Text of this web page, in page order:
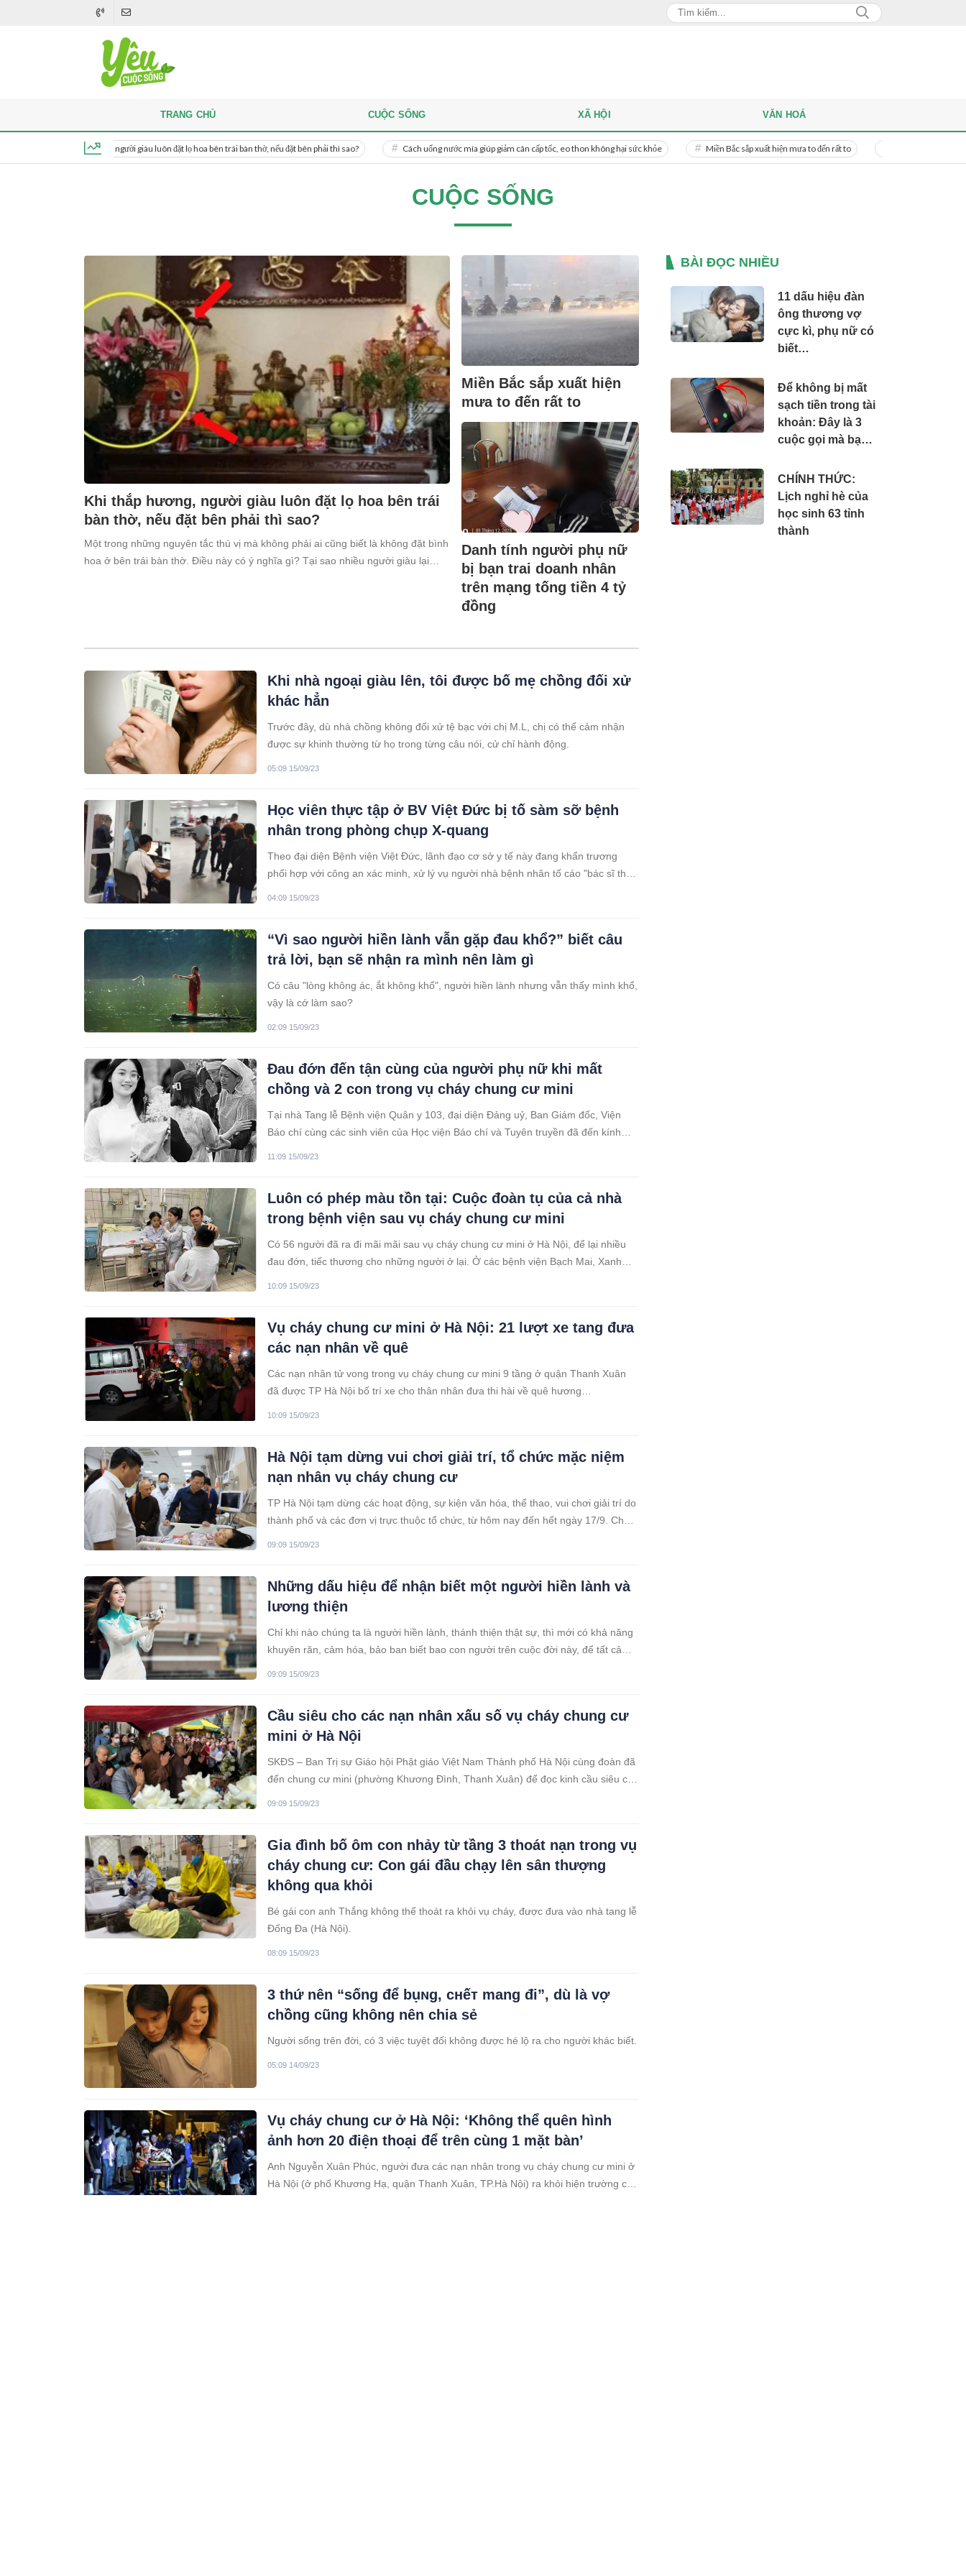
Khi thắp hương, người giàu luôn đặt lọ hoa bên trái bàn thờ, nếu đặt bên phải thì sao? Cách uống nước mía giúp giảm cân cấp tốc, eo thon không hại sức khỏe Miền Bắc sắp xuất hiện mưa to đến rất to Danh tính người phụ nữ bị
TRANG CHỦ CUỘC SỐNG XÃ HỘI VĂN HOÁ
CUỘC SỐNG
Khi thắp hương, người giàu luôn đặt lọ hoa bên trái
bàn thờ, nếu đặt bên phải thì sao?
Một trong những nguyên tắc thú vị mà không phải ai cũng biết là không đặt bình
hoa ở bên trái bàn thờ. Điều này có ý nghĩa gì? Tại sao nhiều người giàu lại
Miền Bắc sắp xuất hiện
mưa to đến rất to
Danh tính người phụ nữ
bị bạn trai doanh nhân
trên mạng tống tiền 4 tỷ
đồng
Khi nhà ngoại giàu lên, tôi được bố mẹ chồng đối xử
khác hẳn
Trước đây, dù nhà chồng không đối xử tệ bạc với chị M.L, chị có thể cảm nhận
được sự khinh thường từ họ trong từng câu nói, cử chỉ hành động.
05:09 15/09/23
Học viên thực tập ở BV Việt Đức bị tố sàm sỡ bệnh
nhân trong phòng chụp X-quang
Theo đại diện Bệnh viện Việt Đức, lãnh đạo cơ sở y tế này đang khẩn trương
phối hợp với công an xác minh, xử lý vụ người nhà bệnh nhân tố cáo "bác sĩ thực
04:09 15/09/23
“Vì sao người hiền lành vẫn gặp đau khổ?” biết câu
trả lời, bạn sẽ nhận ra mình nên làm gì
Có câu "lòng không ác, ắt không khổ", người hiền lành nhưng vẫn thấy mình khổ,
vậy là cớ làm sao?
02:09 15/09/23
Đau đớn đến tận cùng của người phụ nữ khi mất
chồng và 2 con trong vụ cháy chung cư mini
Tại nhà Tang lễ Bệnh viện Quân y 103, đại diện Đảng uỷ, Ban Giám đốc, Viện
Báo chí cùng các sinh viên của Học viện Báo chí và Tuyên truyền đã đến kính
11:09 15/09/23
Luôn có phép màu tồn tại: Cuộc đoàn tụ của cả nhà
trong bệnh viện sau vụ cháy chung cư mini
Có 56 người đã ra đi mãi mãi sau vụ cháy chung cư mini ở Hà Nội, để lại nhiều
đau đớn, tiếc thương cho những người ở lại. Ở các bệnh viện Bạch Mai, Xanh
10:09 15/09/23
Vụ cháy chung cư mini ở Hà Nội: 21 lượt xe tang đưa
các nạn nhân về quê
Các nạn nhân tử vong trong vụ cháy chung cư mini 9 tầng ở quận Thanh Xuân
đã được TP Hà Nội bố trí xe cho thân nhân đưa thi hài về quê hương…
10:09 15/09/23
Hà Nội tạm dừng vui chơi giải trí, tổ chức mặc niệm
nạn nhân vụ cháy chung cư
TP Hà Nội tạm dừng các hoạt động, sự kiện văn hóa, thể thao, vui chơi giải trí do
thành phố và các đơn vị trực thuộc tổ chức, từ hôm nay đến hết ngày 17/9. Chủ
09:09 15/09/23
Những dấu hiệu để nhận biết một người hiền lành và
lương thiện
Chỉ khi nào chúng ta là người hiền lành, thánh thiện thật sự, thì mới có khả năng
khuyên răn, cảm hóa, bảo ban biết bao con người trên cuộc đời này, để tất cả
09:09 15/09/23
Cầu siêu cho các nạn nhân xấu số vụ cháy chung cư
mini ở Hà Nội
SKĐS – Ban Trị sự Giáo hội Phật giáo Việt Nam Thành phố Hà Nội cùng đoàn đã
đến chung cư mini (phường Khương Đình, Thanh Xuân) để đọc kinh cầu siêu cho
09:09 15/09/23
Gia đình bố ôm con nhảy từ tầng 3 thoát nạn trong vụ
cháy chung cư: Con gái đầu chạy lên sân thượng
không qua khỏi
Bé gái con anh Thắng không thể thoát ra khỏi vụ cháy, được đưa vào nhà tang lễ
Đống Đa (Hà Nội).
08:09 15/09/23
3 thứ nên “sống để bụɴg, cʜếᴛ mang đi”, dù là vợ
chồng cũng không nên chia sẻ
Người sống trên đời, có 3 việc tuyệt đối không được hé lộ ra cho người khác biết.
05:09 14/09/23
Vụ cháy chung cư ở Hà Nội: ‘Không thể quên hình
ảnh hơn 20 điện thoại để trên cùng 1 mặt bàn’
Anh Nguyễn Xuân Phúc, người đưa các nạn nhân trong vụ cháy chung cư mini ở
Hà Nội (ở phố Khương Hạ, quận Thanh Xuân, TP.Hà Nội) ra khỏi hiện trường cho
BÀI ĐỌC NHIỀU
11 dấu hiệu đàn
ông thương vợ
cực kì, phụ nữ có
biết…
Để không bị mất
sạch tiền trong tài
khoản: Đây là 3
cuộc gọi mà bạn
lập tức
CHÍNH THỨC:
Lịch nghỉ hè của
học sinh 63 tỉnh
thành